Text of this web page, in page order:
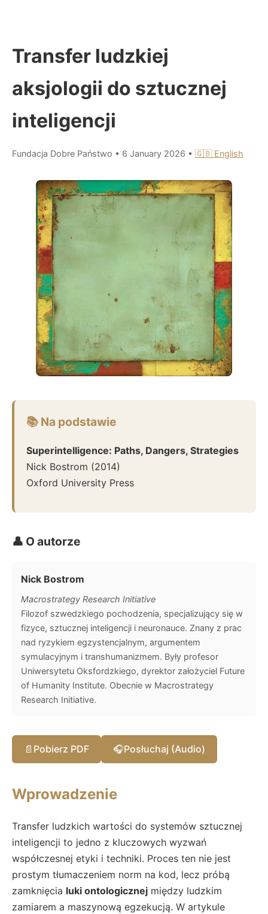
Transfer ludzkiej
aksjologii do sztucznej
inteligencji
Fundacja Dobre Państwo • 6 January 2026 • 🇬🇧 English
📚 Na podstawie
Superintelligence: Paths, Dangers, Strategies
Nick Bostrom (2014)
Oxford University Press
👤 O autorze
Nick Bostrom
Macrostrategy Research Initiative
Filozof szwedzkiego pochodzenia, specjalizujący się w
fizyce, sztucznej inteligencji i neuronauce. Znany z prac
nad ryzykiem egzystencjalnym, argumentem
symulacyjnym i transhumanizmem. Były profesor
Uniwersytetu Oksfordzkiego, dyrektor założyciel Future
of Humanity Institute. Obecnie w Macrostrategy
Research Initiative.
📄 Pobierz PDF 🎧Posłuchaj (Audio)
Wprowadzenie
Transfer ludzkich wartości do systemów sztucznej
inteligencji to jedno z kluczowych wyzwań
współczesnej etyki i techniki. Proces ten nie jest
prostym tłumaczeniem norm na kod, lecz próbą
zamknięcia luki ontologicznej między ludzkim
zamiarem a maszynową egzekucją. W artykule